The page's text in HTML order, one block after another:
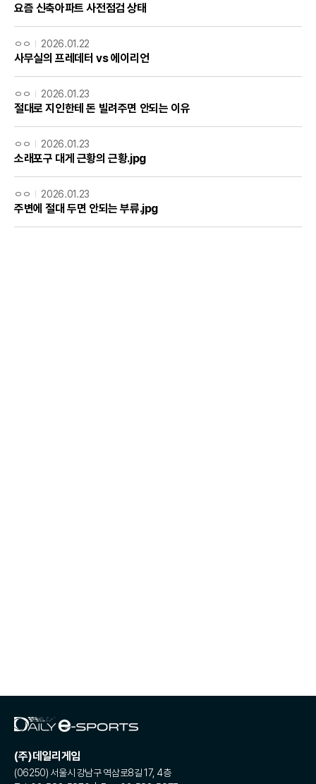
요즘 신축아파트 사전점검 상태
ㅇㅇ 2026.01.22
사무실의 프레데터 vs 에이리언
ㅇㅇ 2026.01.23
절대로 지인한테 돈 빌려주면 안되는 이유
ㅇㅇ 2026.01.23
소래포구 대게 근황의 근황.jpg
ㅇㅇ 2026.01.23
주변에 절대 두면 안되는 부류.jpg
(주)데일리게임
(06250) 서울시 강남구 역삼로8길 17, 4층